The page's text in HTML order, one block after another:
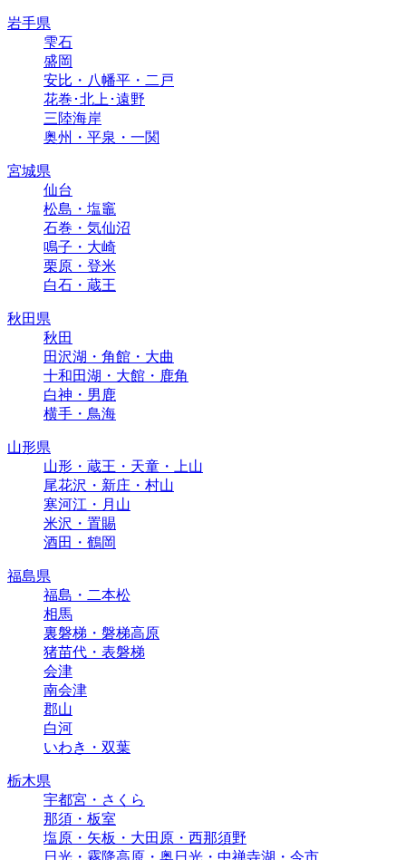
岩手県
雫石
盛岡
安比・八幡平・二戸
花巻･北上･遠野
三陸海岸
奥州・平泉・一関
宮城県
仙台
松島・塩竈
石巻・気仙沼
鳴子・大崎
栗原・登米
白石・蔵王
秋田県
秋田
田沢湖・角館・大曲
十和田湖・大館・鹿角
白神・男鹿
横手・鳥海
山形県
山形・蔵王・天童・上山
尾花沢・新庄・村山
寒河江・月山
米沢・置賜
酒田・鶴岡
福島県
福島・二本松
相馬
裏磐梯・磐梯高原
猪苗代・表磐梯
会津
南会津
郡山
白河
いわき・双葉
栃木県
宇都宮・さくら
那須・板室
塩原・矢板・大田原・西那須野